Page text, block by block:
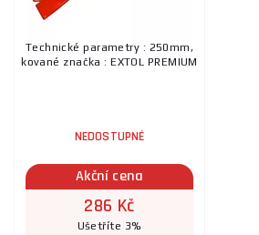
Technické parametry : 250mm,
kované značka : EXTOL PREMIUM
NEDOSTUPNÉ
Akční cena
286 Kč
Ušetříte 3%